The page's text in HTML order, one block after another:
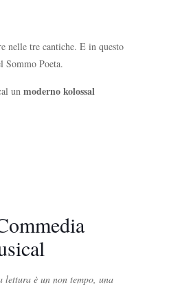
nelle tre cantiche. E in questo
Sommo Poeta.
unmoderno kolossal
è un non tempo, una